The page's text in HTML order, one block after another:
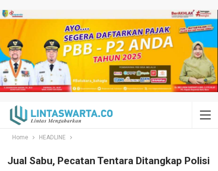
Home HEADLINE
Jual Sabu, Pecatan Tentara Ditangkap Polisi